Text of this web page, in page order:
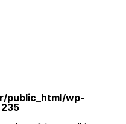
public_html/wp-
235